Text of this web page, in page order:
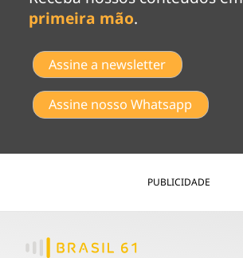
primeira mão.
Assine a newsletter
Assine nosso Whatsapp
PUBLICIDADE